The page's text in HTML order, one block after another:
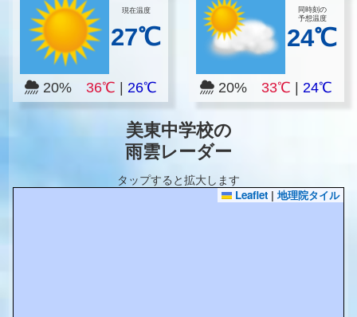
現在温度
27℃
20% 36℃ 26℃
同時刻の
予想温度
24℃
20% 33℃ |24℃
美東中学校の
雨雲レーダー
タップすると拡大します
Leaflet | 地理院タイル